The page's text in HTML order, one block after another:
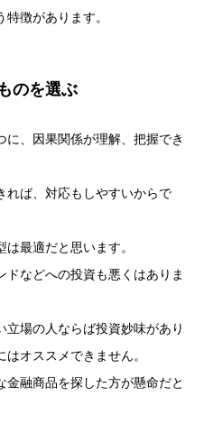
徴があります。
のを選ぶ
、因果関係が理解、把握でき
れば、対応もしやすいからで
最適だと思います。
ドなどへの投資も悪くはありま
立場の人ならば投資妙味があり
オススメできません。
融商品を探した方が懸命だと